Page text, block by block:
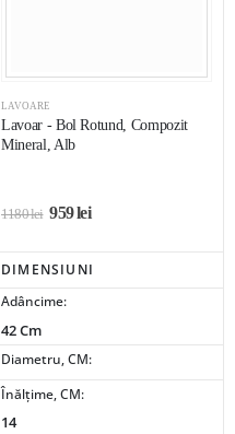
LAVOARE
Lavoar - Bol Rotund, Compozit
Mineral, Alb
1180lei 959lei
DIMENSIUNI
Adâncime:
42 Cm
Diametru, CM:
Înălțime, CM:
14